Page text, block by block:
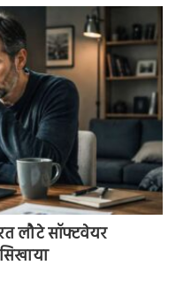
लौटे सॉफ्टवेयर